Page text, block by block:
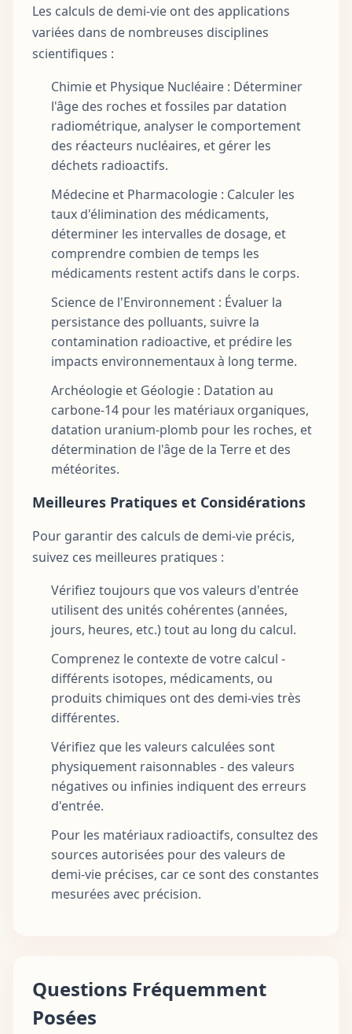
Les calculs de demi-vie ont des applications
variées dans de nombreuses disciplines
scientifiques :
Chimie et Physique Nucléaire : Déterminer
l'âge des roches et fossiles par datation
radiométrique, analyser le comportement
des réacteurs nucléaires, et gérer les
déchets radioactifs.
Médecine et Pharmacologie : Calculer les
taux d'élimination des médicaments,
déterminer les intervalles de dosage, et
comprendre combien de temps les
médicaments restent actifs dans le corps.
Science de l'Environnement : Évaluer la
persistance des polluants, suivre la
contamination radioactive, et prédire les
impacts environnementaux à long terme.
Archéologie et Géologie : Datation au
carbone-14 pour les matériaux organiques,
datation uranium-plomb pour les roches, et
détermination de l'âge de la Terre et des
météorites.
Meilleures Pratiques et Considérations
Pour garantir des calculs de demi-vie précis,
suivez ces meilleures pratiques :
Vérifiez toujours que vos valeurs d'entrée
utilisent des unités cohérentes (années,
jours, heures, etc.) tout au long du calcul.
Comprenez le contexte de votre calcul -
différents isotopes, médicaments, ou
produits chimiques ont des demi-vies très
différentes.
Vérifiez que les valeurs calculées sont
physiquement raisonnables - des valeurs
négatives ou infinies indiquent des erreurs
d'entrée.
Pour les matériaux radioactifs, consultez des
sources autorisées pour des valeurs de
demi-vie précises, car ce sont des constantes
mesurées avec précision.
Questions Fréquemment
Posées